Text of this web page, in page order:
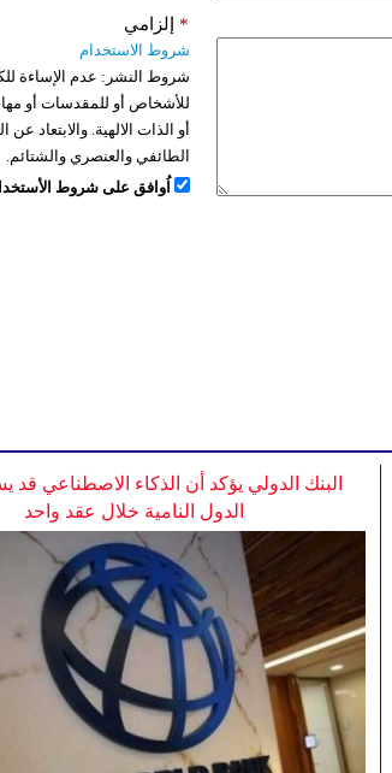
إلزامي *
شروط الاستخدام
شروط النشر: عدم الإساءة
للأشخاص أو للمقدسات أو
أو الذات الالهية. والابتعاد عن
الطائفي والعنصري والشتائم.
اُوافق على شروط
البنك الدولي يؤكد أن الذكاء الاصطناعي قد
الدول النامية خلال عقد واحد